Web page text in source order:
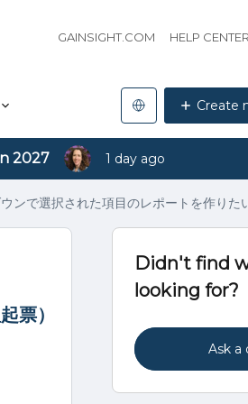
GAINSIGHT.COM HELP CENTER
Create
2027 1 day ago
ンで選択された項目のレポートを作りた
票）
Didn't find
looking for?
Ask a